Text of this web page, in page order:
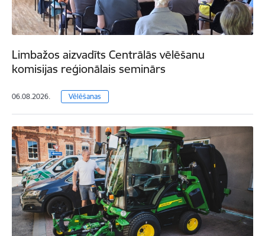
Limbažos aizvadīts Centrālās vēlēšanu
komisijas reģionālais seminārs
06.08.2026. Vēlēšanas